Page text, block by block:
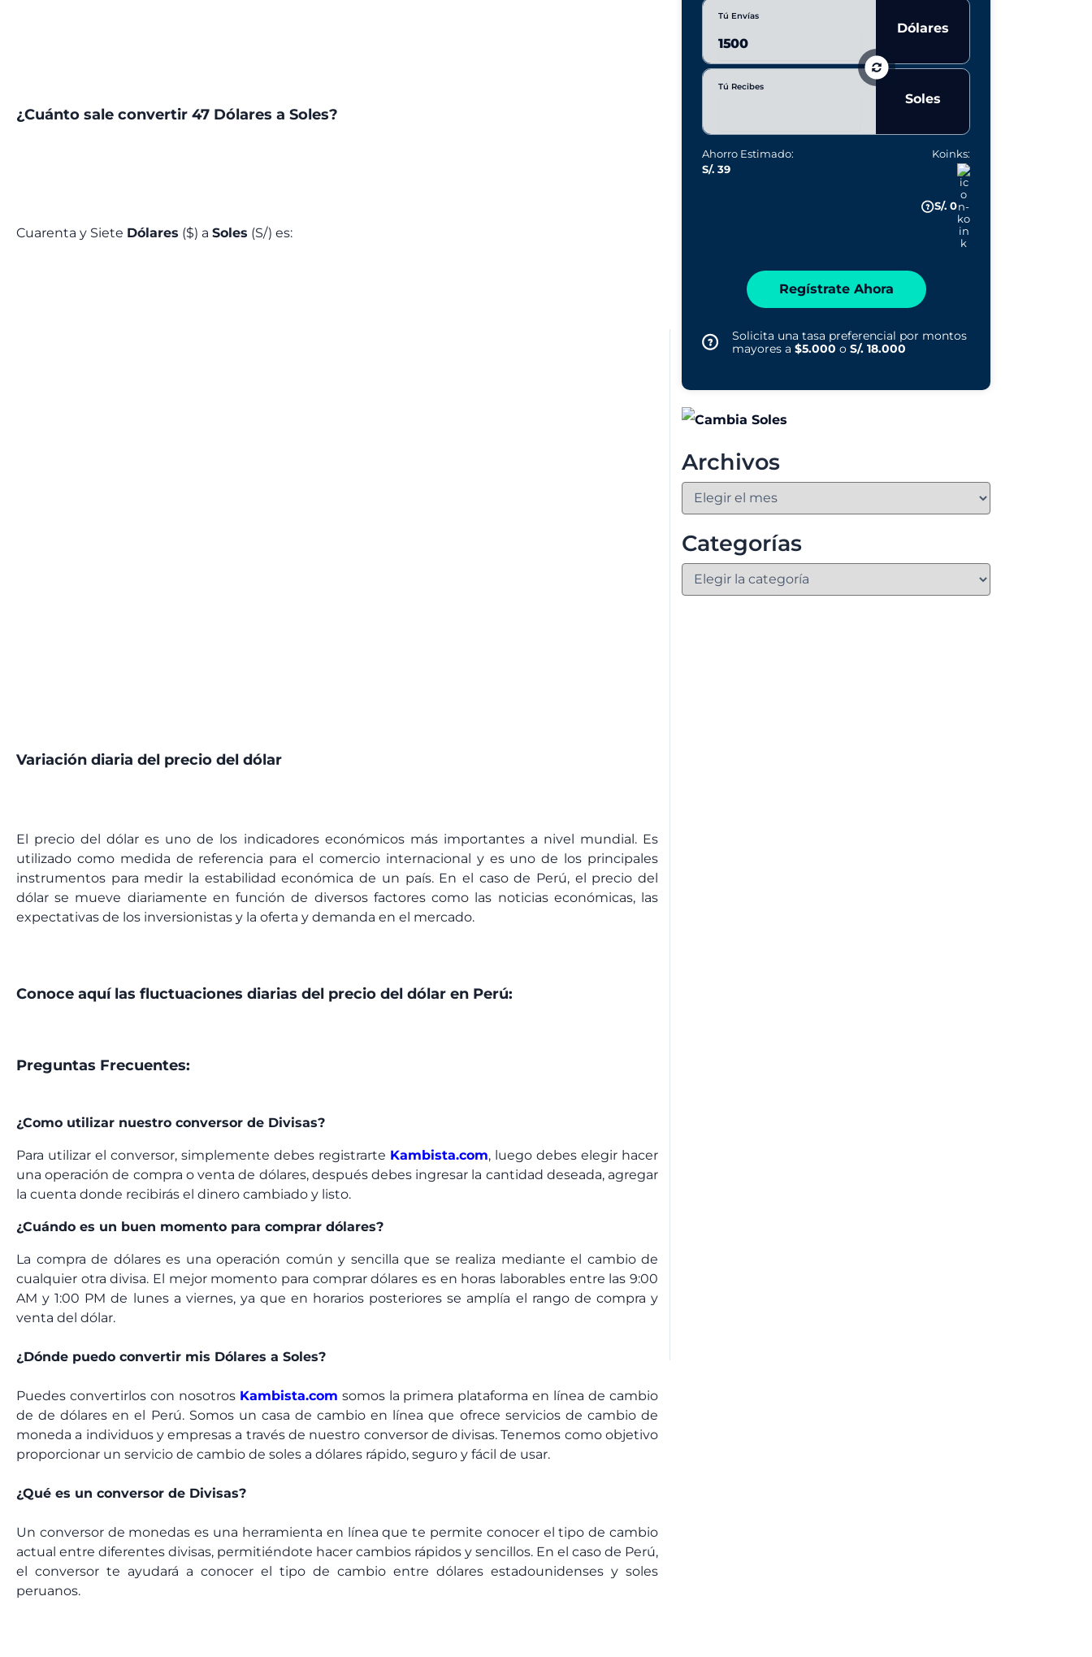
¿Cuánto sale convertir 47 Dólares a Soles?
Cuarenta y Siete Dólares ($) a Soles (S/) es:
Variación diaria del precio del dólar
El precio del dólar es uno de los indicadores económicos más importantes a nivel mundial. Es
utilizado como medida de referencia para el comercio internacional y es uno de los principales
instrumentos para medir la estabilidad económica de un país. En el caso de Perú, el precio del
dólar se mueve diariamente en función de diversos factores como las noticias económicas, las
expectativas de los inversionistas y la oferta y demanda en el mercado.
Conoce aquí las fluctuaciones diarias del precio del dólar en Perú:
Preguntas Frecuentes:
¿Como utilizar nuestro conversor de Divisas?
Para utilizar el conversor, simplemente debes registrarte Kambista.com, luego debes elegir hacer
una operación de compra o venta de dólares, después debes ingresar la cantidad deseada, agregar
la cuenta donde recibirás el dinero cambiado y listo.
¿Cuándo es un buen momento para comprar dólares?
La compra de dólares es una operación común y sencilla que se realiza mediante el cambio de
cualquier otra divisa. El mejor momento para comprar dólares es en horas laborables entre las 9:00
AM y 1:00 PM de lunes a viernes, ya que en horarios posteriores se amplía el rango de compra y
venta del dólar.
¿Dónde puedo convertir mis Dólares a Soles?
Puedes convertirlos con nosotros Kambista.com somos la primera plataforma en línea de cambio
de de dólares en el Perú. Somos un casa de cambio en línea que ofrece servicios de cambio de
moneda a individuos y empresas a través de nuestro conversor de divisas. Tenemos como objetivo
proporcionar un servicio de cambio de soles a dólares rápido, seguro y fácil de usar.
¿Qué es un conversor de Divisas?
Un conversor de monedas es una herramienta en línea que te permite conocer el tipo de cambio
actual entre diferentes divisas, permitiéndote hacer cambios rápidos y sencillos. En el caso de Perú,
el conversor te ayudará a conocer el tipo de cambio entre dólares estadounidenses y soles
peruanos.
Tú Envías
Dólares
Tú Recibes
Soles
Ahorro Estimado:
S/. 39
Koinks:
S/. 0
Regístrate Ahora
Solicita una tasa preferencial por montos
mayores a $5.000 o S/. 18.000
Archivos
Categorías